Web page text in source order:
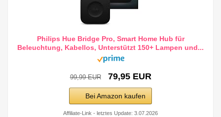
Philips Hue Bridge Pro, Smart Home Hub für
Beleuchtung, Kabellos, Unterstützt 150+ Lampen und...
99,99 EUR 79,95 EUR
Bei Amazon kaufen
Affiliate-Link - letztes Update: 3.07.2026